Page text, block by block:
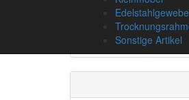
Sonstige Artikel
Privatsphäre /
Unsere AGB's
Rücktritts- Widerrufsrecht